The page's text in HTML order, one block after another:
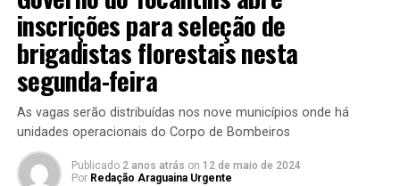
inscrições para seleção de
brigadistas florestais nesta
segunda-feira
As vagas serão distribuídas nos nove municípios onde há
unidades operacionais do Corpo de Bombeiros
Publicado 2 anos atrás on 12 de maio de 2024
Por Redação Araguaina Urgente